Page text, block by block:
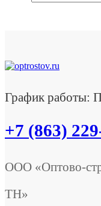
График работы:
+7 (863)
ООО «Оптово-
ТН»